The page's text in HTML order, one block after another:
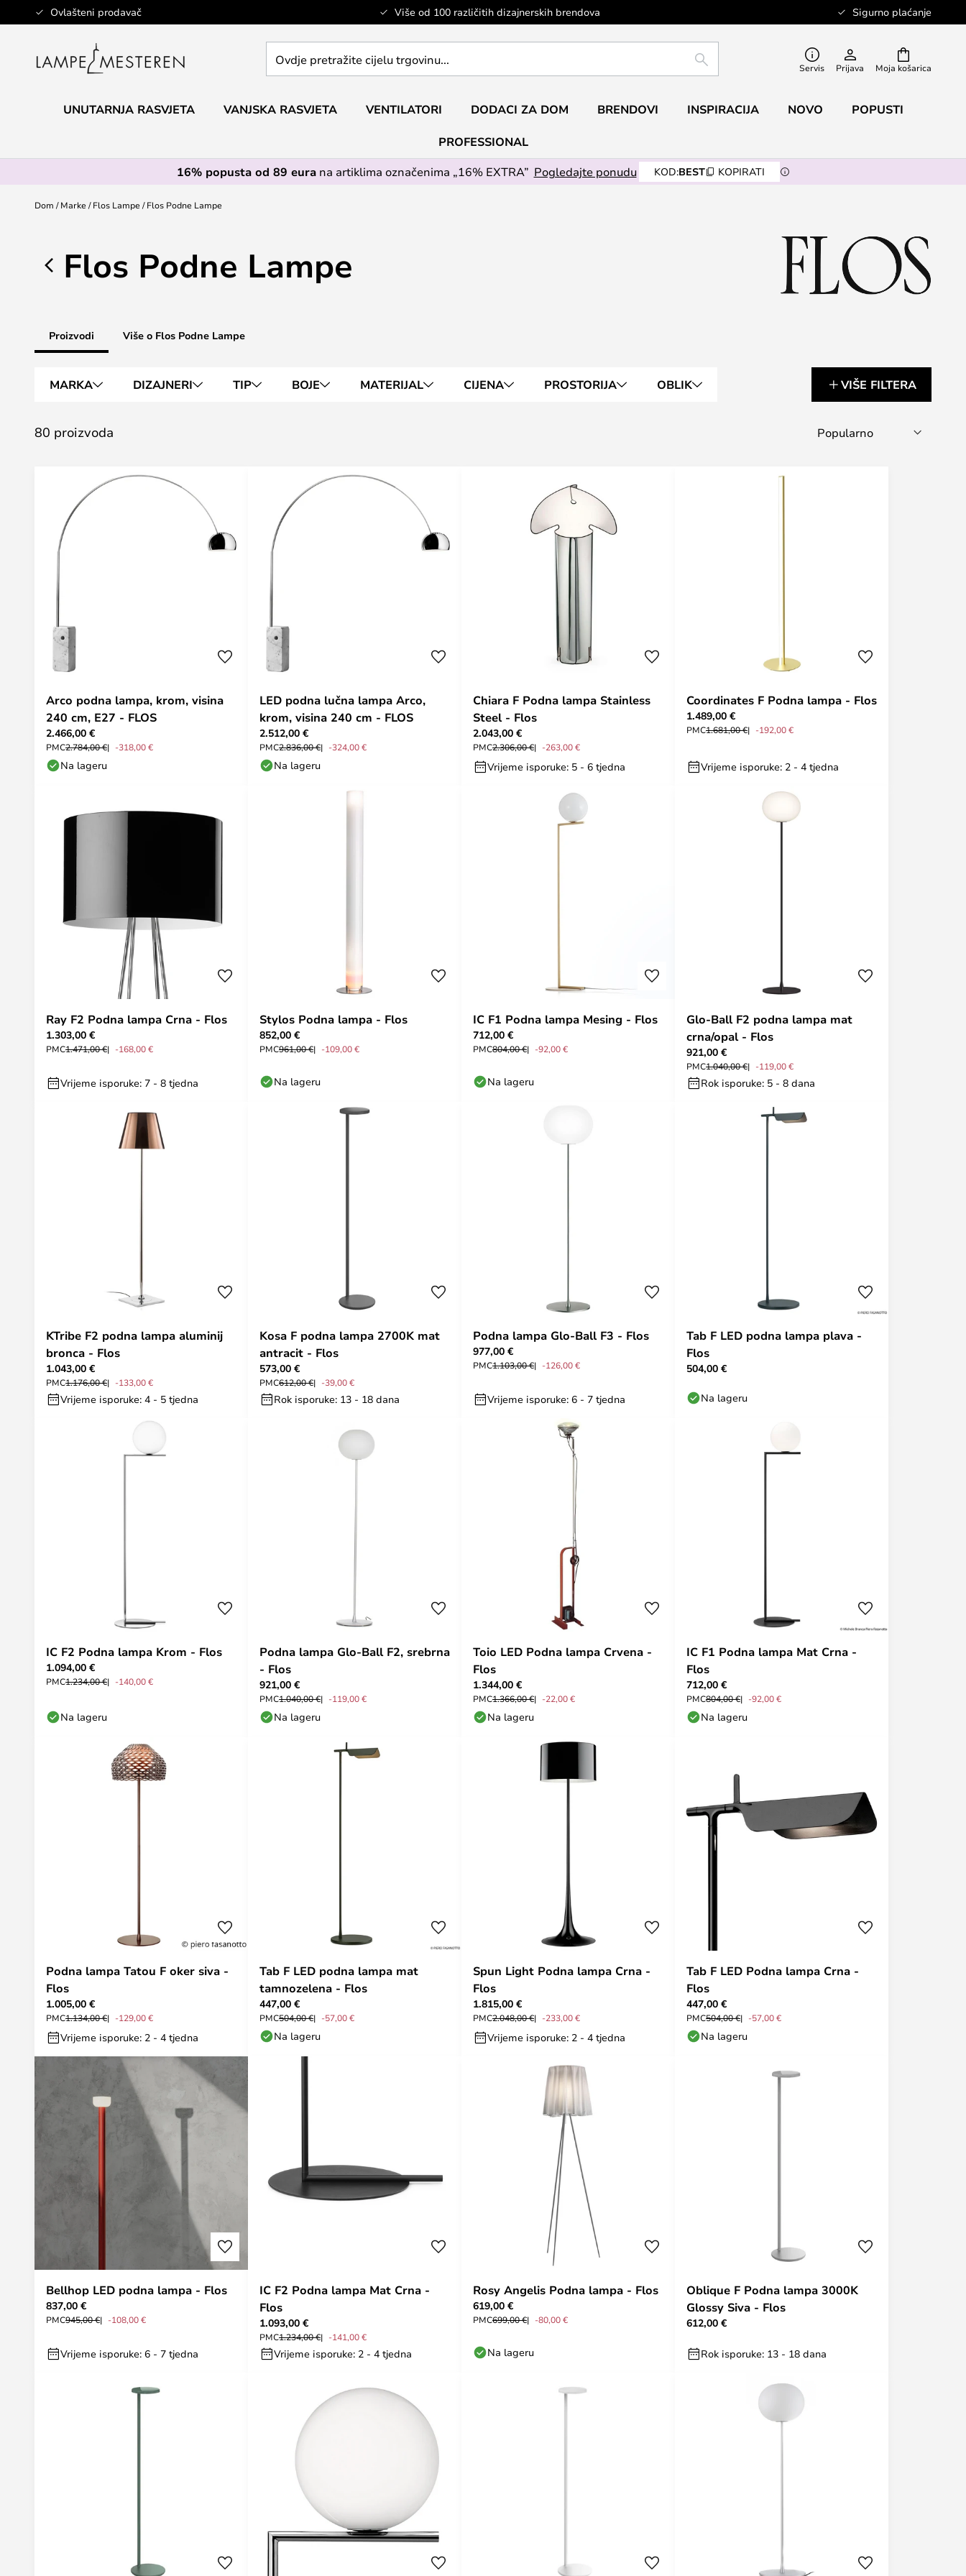
Ovlašteni prodavač Više od 100 različitih dizajnerskih brendova Sigurno plaćanje
Skip
to
Moja košarica
pretražite
trgovinu...
TRAŽI Servis Prijava
UNUTARNJA RASVJETA VANJSKA RASVJETA VENTILATORI DODACI ZA DOM BRENDOVI INSPIRACIJA NOVO POPUSTI
PROFESSIONAL
16% popusta od 89 eurana artiklima označenima „16% EXTRA” Pogledajte ponudu KOD:BEST KOPIRATI
Dom Marke Flos Lampe Flos Podne Lampe
Flos Podne Lampe
Proizvodi Više o Flos Podne Lampe
MARKA DIZAJNERI TIP BOJE MATERIJAL CIJENA PROSTORIJA OBLIK VIŠE FILTERA
80 proizvoda
Arco podna lampa, krom, visina
240 cm, E27 - FLOS
2.466,00 €
PMC2.784,00 € -318,00 €
Na lageru
LED podna lučna lampa Arco,
krom, visina 240 cm - FLOS
2.512,00 €
PMC2.836,00 € -324,00 €
Na lageru
Chiara F Podna lampa Stainless
Steel - Flos
2.043,00 €
PMC2.306,00 € -263,00 €
Vrijeme isporuke: 5 - 6 tjedna
Coordinates F Podna lampa - Flos
1.489,00 €
PMC1.681,00 € -192,00 €
Vrijeme isporuke: 2 - 4 tjedna
Ray F2 Podna lampa Crna - Flos
1.303,00 €
PMC1.471,00 € -168,00 €
Vrijeme isporuke: 7 - 8 tjedna
Stylos Podna lampa - Flos
852,00 €
PMC961,00 € -109,00 €
Na lageru
IC F1 Podna lampa Mesing - Flos
712,00 €
PMC804,00 € -92,00 €
Na lageru
Glo-Ball F2 podna lampa mat
crna/opal - Flos
921,00 €
PMC1.040,00 € -119,00 €
Rok isporuke: 5 - 8 dana
KTribe F2 podna lampa aluminij
bronca - Flos
1.043,00 €
PMC1.176,00 € -133,00 €
Vrijeme isporuke: 4 - 5 tjedna
Kosa F podna lampa 2700K mat
antracit - Flos
573,00 €
PMC612,00 € -39,00 €
Rok isporuke: 13 - 18 dana
Podna lampa Glo-Ball F3 - Flos
977,00 €
PMC1.103,00 € -126,00 €
Vrijeme isporuke: 6 - 7 tjedna
Tab F LED podna lampa plava -
Flos
504,00 €
Na lageru
IC F2 Podna lampa Krom - Flos
1.094,00 €
PMC1.234,00 € -140,00 €
Na lageru
Podna lampa Glo-Ball F2, srebrna
- Flos
921,00 €
PMC1.040,00 € -119,00 €
Na lageru
Toio LED Podna lampa Crvena -
Flos
1.344,00 €
PMC1.366,00 € -22,00 €
Na lageru
IC F1 Podna lampa Mat Crna -
Flos
712,00 €
PMC804,00 € -92,00 €
Na lageru
Podna lampa Tatou F oker siva -
Flos
1.005,00 €
PMC1.134,00 € -129,00 €
Vrijeme isporuke: 2 - 4 tjedna
Tab F LED podna lampa mat
tamnozelena - Flos
447,00 €
PMC504,00 € -57,00 €
Na lageru
Spun Light Podna lampa Crna -
Flos
1.815,00 €
PMC2.048,00 € -233,00 €
Vrijeme isporuke: 2 - 4 tjedna
Tab F LED Podna lampa Crna -
Flos
447,00 €
PMC504,00 € -57,00 €
Na lageru
Bellhop LED podna lampa - Flos
837,00 €
PMC945,00 € -108,00 €
Vrijeme isporuke: 6 - 7 tjedna
IC F2 Podna lampa Mat Crna -
Flos
1.093,00 €
PMC1.234,00 € -141,00 €
Vrijeme isporuke: 2 - 4 tjedna
Rosy Angelis Podna lampa - Flos
619,00 €
PMC699,00 € -80,00 €
Na lageru
Oblique F Podna lampa 3000K
Glossy Siva - Flos
612,00 €
Rok isporuke: 13 - 18 dana